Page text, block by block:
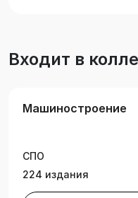
изучающих
Входит в
Машиностроение
СПО
224 издания